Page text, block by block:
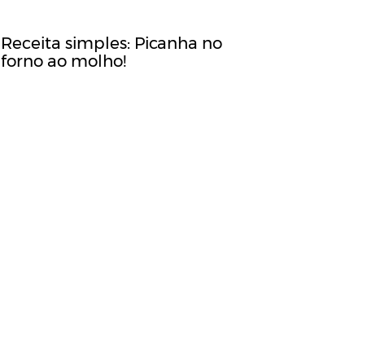
Receita simples: Picanha no
forno ao molho!